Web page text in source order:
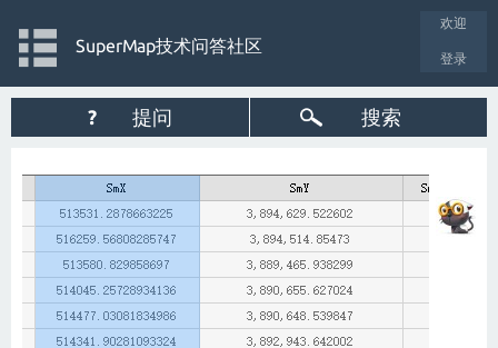
欢迎
登录
SuperMap技术问答社区
? 提问 搜索